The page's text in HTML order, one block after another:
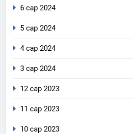
6 сар 2024
5 сар 2024
4 сар 2024
3 сар 2024
12 сар 2023
11 сар 2023
10 сар 2023